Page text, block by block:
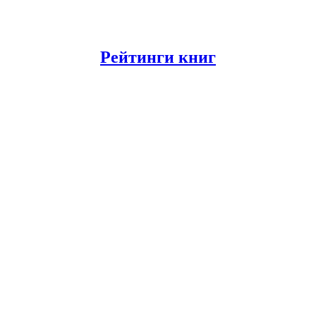
Рейтинги книг